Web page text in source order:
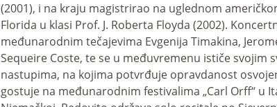
(2001), i na kraju magistrirao na uglednom
Florida u klasi Prof. J. Roberta Floyda (2002).
međunarodnim tečajevima Evgenija Timakina,
Sequeire Coste, te se u međuvremenu ističe svojim
nastupima, na kojima potvrđuje opravdanost
gostuje na međunarodnim festivalima „Carl Orff“ u